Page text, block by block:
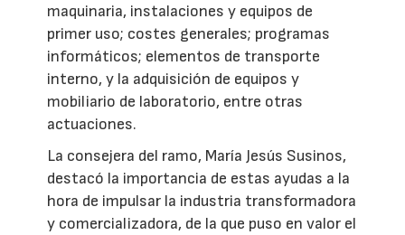
maquinaria, instalaciones y equipos de
primer uso; costes generales; programas
informáticos; elementos de transporte
interno, y la adquisición de equipos y
mobiliario de laboratorio, entre otras
actuaciones.
La consejera del ramo, María Jesús Susinos,
destacó la importancia de estas ayudas a la
hora de impulsar la industria transformadora
y comercializadora, de la que puso en valor el